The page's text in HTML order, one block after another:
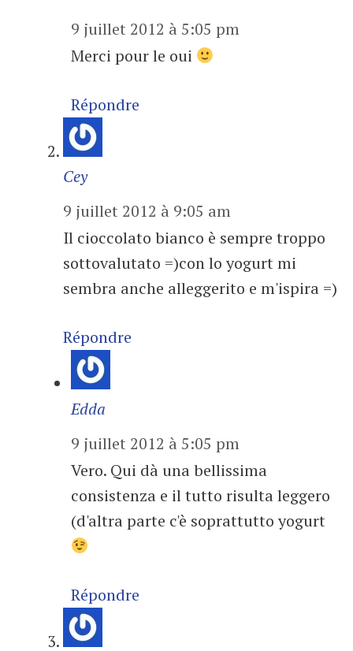
9 juillet 2012 à 5:05 pm
Merci pour le oui
Répondre
Cey
9 juillet 2012 à 9:05 am
Il cioccolato bianco è sempre troppo
sottovalutato =)con lo yogurt mi
sembra anche alleggerito e m'ispira =)
Répondre
Edda
9 juillet 2012 à 5:05 pm
Vero. Qui dà una bellissima
consistenza e il tutto risulta leggero
(d'altra parte c'è soprattutto yogurt
Répondre